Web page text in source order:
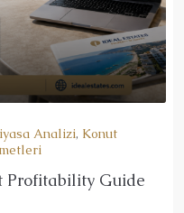
Analizi, Konut
Profitability Guide